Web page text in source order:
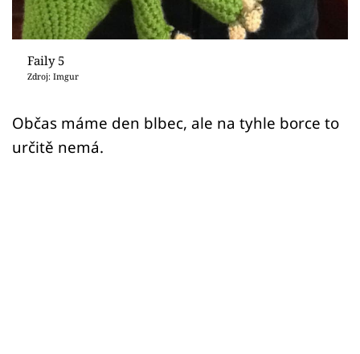
Sledujte prima+
Přihlášení
Sledujte nás
Faily 5
Zdroj: Imgur
Občas máme den blbec, ale na tyhle borce to
určitě nemá.